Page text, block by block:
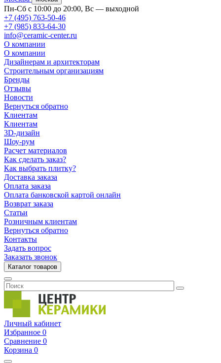
Пн-Сб с 10:00 до 20:00, Вс — выходной
+7 (495) 763-50-46
+7 (985) 833-64-30
info@ceramic-center.ru
О компании
О компании
Дизайнерам и архитекторам
Строительным организациям
Бренды
Отзывы
Новости
Вернуться обратно
Клиентам
Клиентам
3D-дизайн
Шоу-рум
Расчет материалов
Как сделать заказ?
Как выбрать плитку?
Доставка заказа
Оплата заказа
Оплата банковской картой онлайн
Возврат заказа
Статьи
Розничным клиентам
Вернуться обратно
Контакты
Задать вопрос
Заказать звонок
Каталог товаров
Личный кабинет
Избранное 0
Сравнение 0
Корзина 0